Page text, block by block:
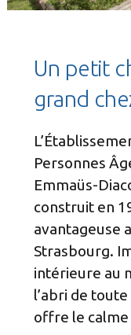
Un petit
grand
Personnes
Emmaüs-
construit en
avantageuse
Strasbourg.
intérieure au
l’abri de
offre le calme